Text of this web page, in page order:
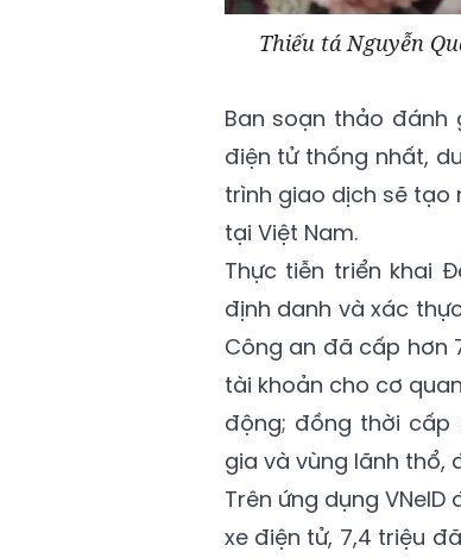
Thiếu tá Nguyễn
Ban soạn thảo
điện tử thống nhất,
trình giao dịch sẽ tạo
tại Việt Nam.
Thực tiễn triển khai
định danh và xác
Công an đã cấp hơn
tài khoản cho cơ
động; đồng thời cấp
gia và vùng lãnh thổ,
Trên ứng dụng
xe điện tử, 7,4 triệu